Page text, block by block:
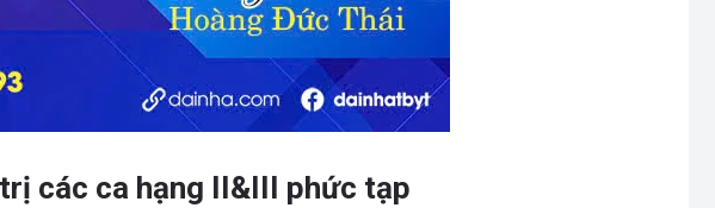
các ca hạng II&III phức tạp